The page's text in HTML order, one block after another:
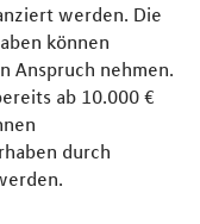
werden. Die
können
Anspruch nehmen.
ab 10.000 €
durch